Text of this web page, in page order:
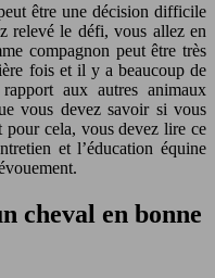
être une décision difficile
relevé le défi, vous allez en
compagnon peut être très
fois et il y a beaucoup de
aux autres animaux
vous devez savoir si vous
cela, vous devez lire ce
et l’éducation équine
cheval en bonne